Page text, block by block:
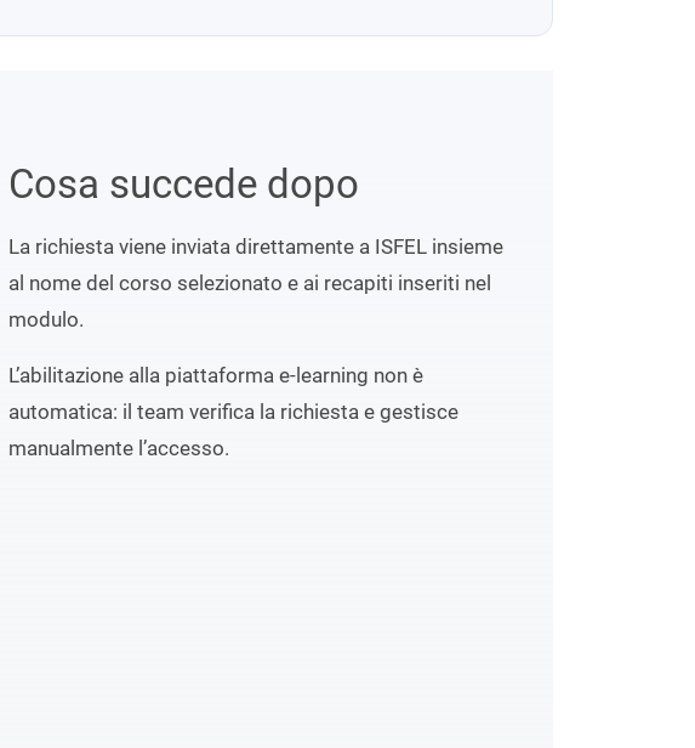
Cosa succede dopo
La richiesta viene inviata direttamente a ISFEL insieme
al nome del corso selezionato e ai recapiti inseriti nel
modulo.
L’abilitazione alla piattaforma e-learning non è
automatica: il team verifica la richiesta e gestisce
manualmente l’accesso.